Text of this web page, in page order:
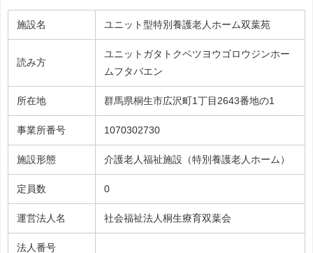
施設名 ユニット型特別養護老人ホーム双葉苑
読み方
ユニットガタトクベツヨウゴロウジンホー
ムフタバエン
所在地 群馬県桐生市広沢町1丁目2643番地の1
事業所番号 1070302730
施設形態 介護老人福祉施設（特別養護老人ホーム）
定員数 0
運営法人名 社会福祉法人桐生療育双葉会
法人番号